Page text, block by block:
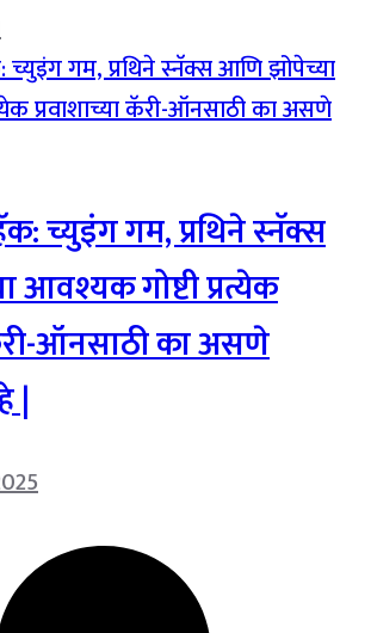
हॅक: च्युइंग गम, प्रथिने स्नॅक्स
गोष्टी प्रत्येक
ऑनसाठी का असणे
|